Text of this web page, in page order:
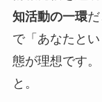
知活動の一環
で「あなたと
態が理想です。
と。